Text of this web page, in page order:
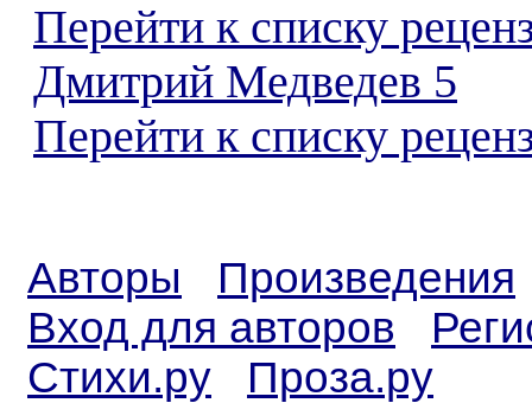
Перейти к списку
Дмитрий Медведев 5
Перейти к списку
Авторы
Произведения
Вход для авторов
Стихи.ру
Проза.ру